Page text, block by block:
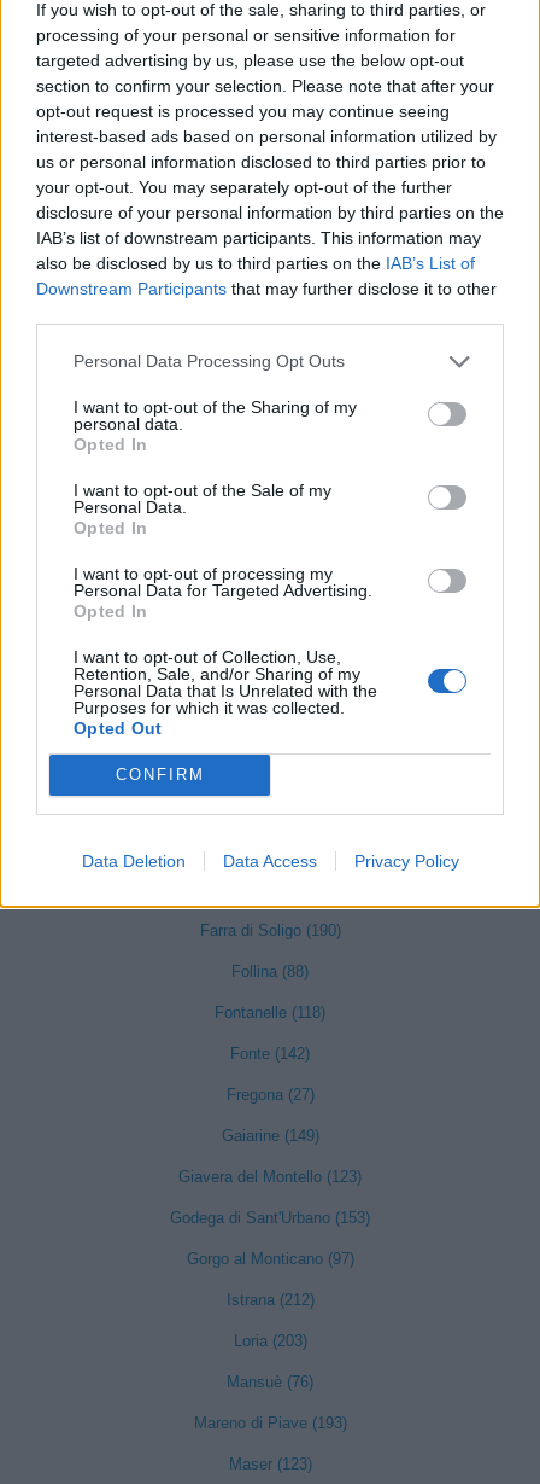
If you wish to opt-out of the sale, sharing to third parties, or
processing of your personal or sensitive information for
targeted advertising by us, please use the below opt-out
section to confirm your selection. Please note that after your
opt-out request is processed you may continue seeing
interest-based ads based on personal information utilized by
us or personal information disclosed to third parties prior to
your opt-out. You may separately opt-out of the further
disclosure of your personal information by third parties on the
IAB’s list of downstream participants. This information may
also be disclosed by us to third parties on the IAB’s List of
Downstream Participants that may further disclose it to other
Personal Data Processing Opt Outs
I want to opt-out of the Sharing of my
personal data.
Opted In
I want to opt-out of the Sale of my
Personal Data.
Opted In
I want to opt-out of processing my
Personal Data for Targeted Advertising.
Opted In
I want to opt-out of Collection, Use,
Retention, Sale, and/or Sharing of my
Personal Data that Is Unrelated with the
Purposes for which it was collected.
Opted Out
CONFIRM
Data Deletion Data Access Privacy Policy
Borso del Grappa (128)
Breda di Piave (139)
Caerano di San Marco (183)
Cappella Maggiore (74)
Carbonera (193)
Casale sul Sile (264)
Casier (243)
Castelcucco (35)
Castelfranco Veneto (1063)
Castello di Godego (171)
Cessalto (68)
Crocetta del Montello (108)
Cison di Valmarino (40)
Codognè (131)
Cordignano (123)
Cornuda (177)
Farra di Soligo (190)
Follina (88)
Fontanelle (118)
Fonte (142)
Fregona (27)
Gaiarine (149)
Giavera del Montello (123)
Godega di Sant'Urbano (153)
Gorgo al Monticano (97)
Istrana (212)
Loria (203)
Mansuè (76)
Mareno di Piave (193)
Maser (123)